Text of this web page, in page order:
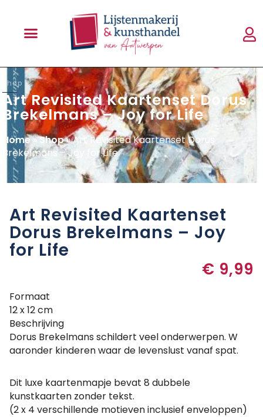
shop
Art Revisited Kaartenset Dorus
Brekelmans – Joy for Life
Home»Shop»Art Revisited Kaartenset Dorus
Brekelmans – Joy for Life
Art Revisited Kaartenset
Dorus Brekelmans – Joy
for Life
€ 9,99
Formaat
12 x 12 cm
Beschrijving
Dorus Brekelmans schildert veel onderwerpen. W
aaronder kinderen waar de levenslust vanaf spat.
Dit luxe kaartenmapje bevat 8 dubbele
kunstkaarten zonder tekst.
(2 x 4 verschillende motieven inclusief enveloppen)